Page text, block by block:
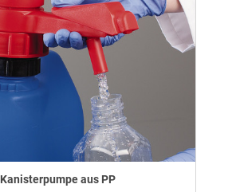
Kanisterpumpe aus PP